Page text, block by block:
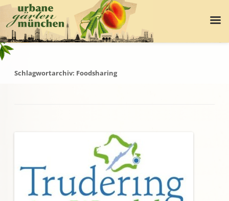
Schlagwortarchiv: Foodsharing